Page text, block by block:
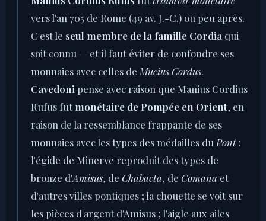
vers l'an 705 de Rome (49 av. J.-C.) ou peu après.
C'est le seul membre de la famille Cordia qui
soit connu — et il faut éviter de confondre ses
monnaies avec celles de Mucius Cordus.
Cavedoni pense avec raison que Manius Cordius
Rufus futmonétaire de Pompée en Orient, en
raison de la ressemblance frappante de ses
monnaies avec les types des médailles du Pont :
l'égide de Minerve reproduit des types de
bronze d'Amisus, de Chabacta, de Comana et
d'autres villes pontiques ; la chouette se voit sur
les pièces d'argent d'Amisus ; l'aigle aux ailes